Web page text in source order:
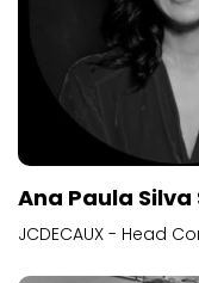
Ana Paula Silva
JCDECAUX - Head